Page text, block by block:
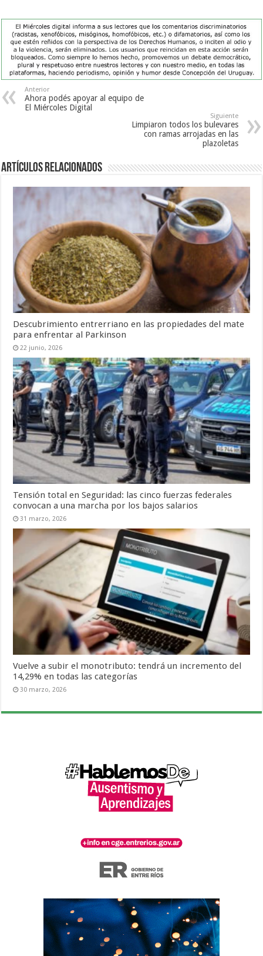
Anterior
Ahora podés apoyar al equipo de
El Miércoles Digital
Siguiente
Limpiaron todos los bulevares
con ramas arrojadas en las
plazoletas
Artículos Relacionados
Descubrimiento entrerriano en las propiedades del mate
para enfrentar al Parkinson
22 junio, 2026
Tensión total en Seguridad: las cinco fuerzas federales
convocan a una marcha por los bajos salarios
31 marzo, 2026
Vuelve a subir el monotributo: tendrá un incremento del
14,29% en todas las categorías
30 marzo, 2026